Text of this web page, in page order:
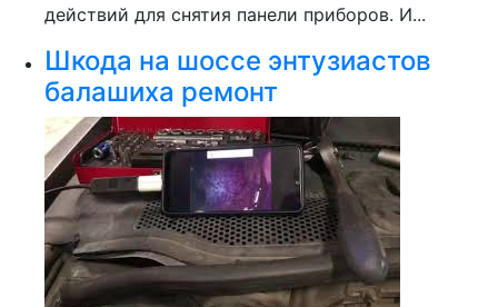
действий для снятия панели приборов. И...
Шкода на шоссе энтузиастов
балашиха ремонт